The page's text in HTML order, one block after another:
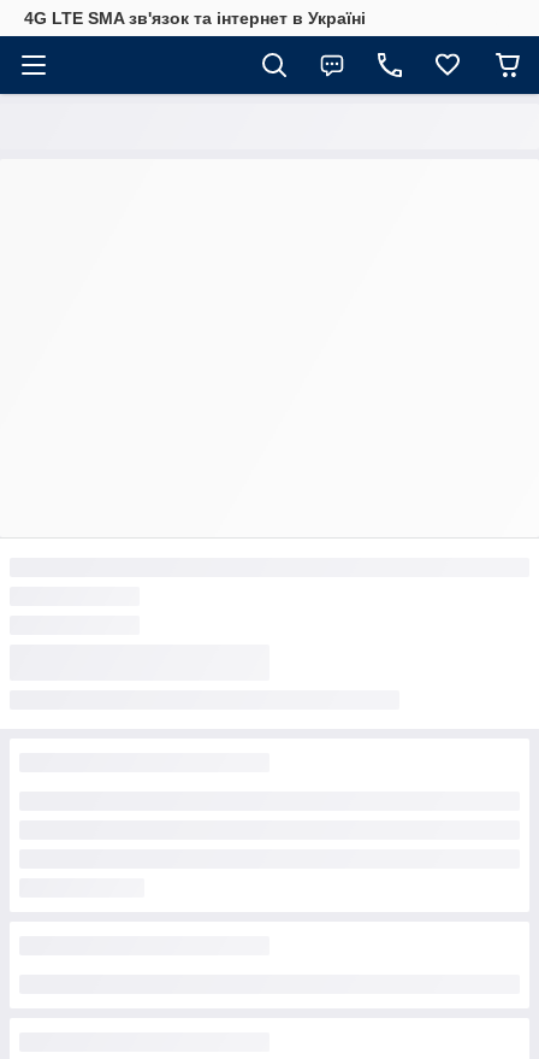
4G LTE SMA зв'язок та інтернет в Україні